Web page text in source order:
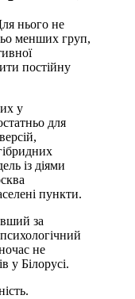
нього не
менших груп,
постійну
у
для
із діями
пункти.
за
не
у Білорусі.